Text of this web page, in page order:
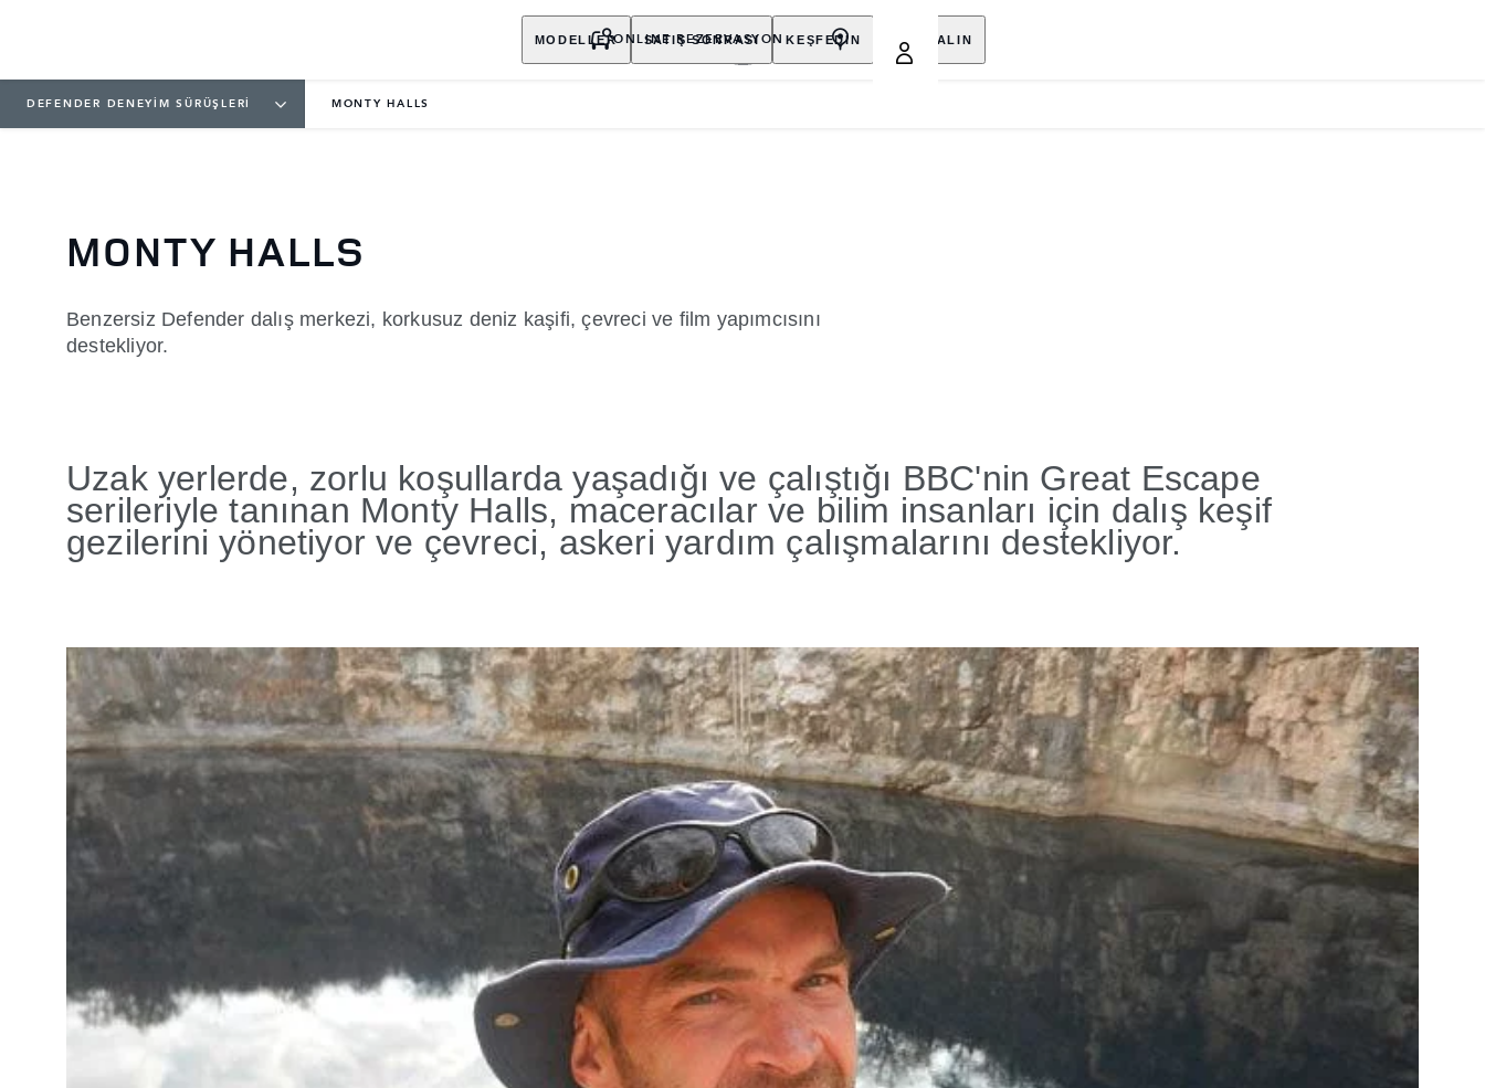
MODELLER SATIŞ SONRASI KEŞFEDİN SATIN ALIN
ONLINE REZERVASYON
DEFENDER DENEYİM SÜRÜŞLERİ MONTY HALLS
MONTY HALLS
Benzersiz Defender dalış merkezi, korkusuz deniz kaşifi, çevreci ve film yapımcısını
destekliyor.
Uzak yerlerde, zorlu koşullarda yaşadığı ve çalıştığı BBC'nin Great Escape
serileriyle tanınan Monty Halls, maceracılar ve bilim insanları için dalış keşif
gezilerini yönetiyor ve çevreci, askeri yardım çalışmalarını destekliyor.